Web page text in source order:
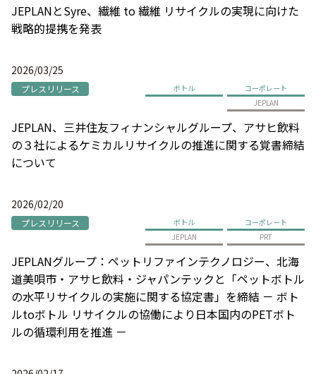
JEPLANとSyre、繊維 to 繊維 リサイクルの実現に向けた
戦略的提携を発表
2026/03/25
プレスリリース ボトル
コーポレート
JEPLAN
JEPLAN、三井住友フィナンシャルグループ、アサヒ飲料
の３社によるケミカルリサイクルの推進に関する覚書締結
について
2026/02/20
プレスリリース ボトル
コーポレート
JEPLAN
PRT
JEPLANグループ：ペットリファインテクノロジー、北海
道美唄市・アサヒ飲料・ジャパンテックと「ペットボトル
の水平リサイクルの実施に関する協定書」を締結 － ボト
ルtoボトル リサイクルの協働により日本国内のPETボト
ルの循環利用を推進 －